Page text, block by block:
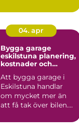
många i...
04. apr
Bygga garage
eskilstuna planering,
kostnader och
Att bygga garage i
Eskilstuna handlar
om mycket mer än
att få tak över bilen.
garage ...